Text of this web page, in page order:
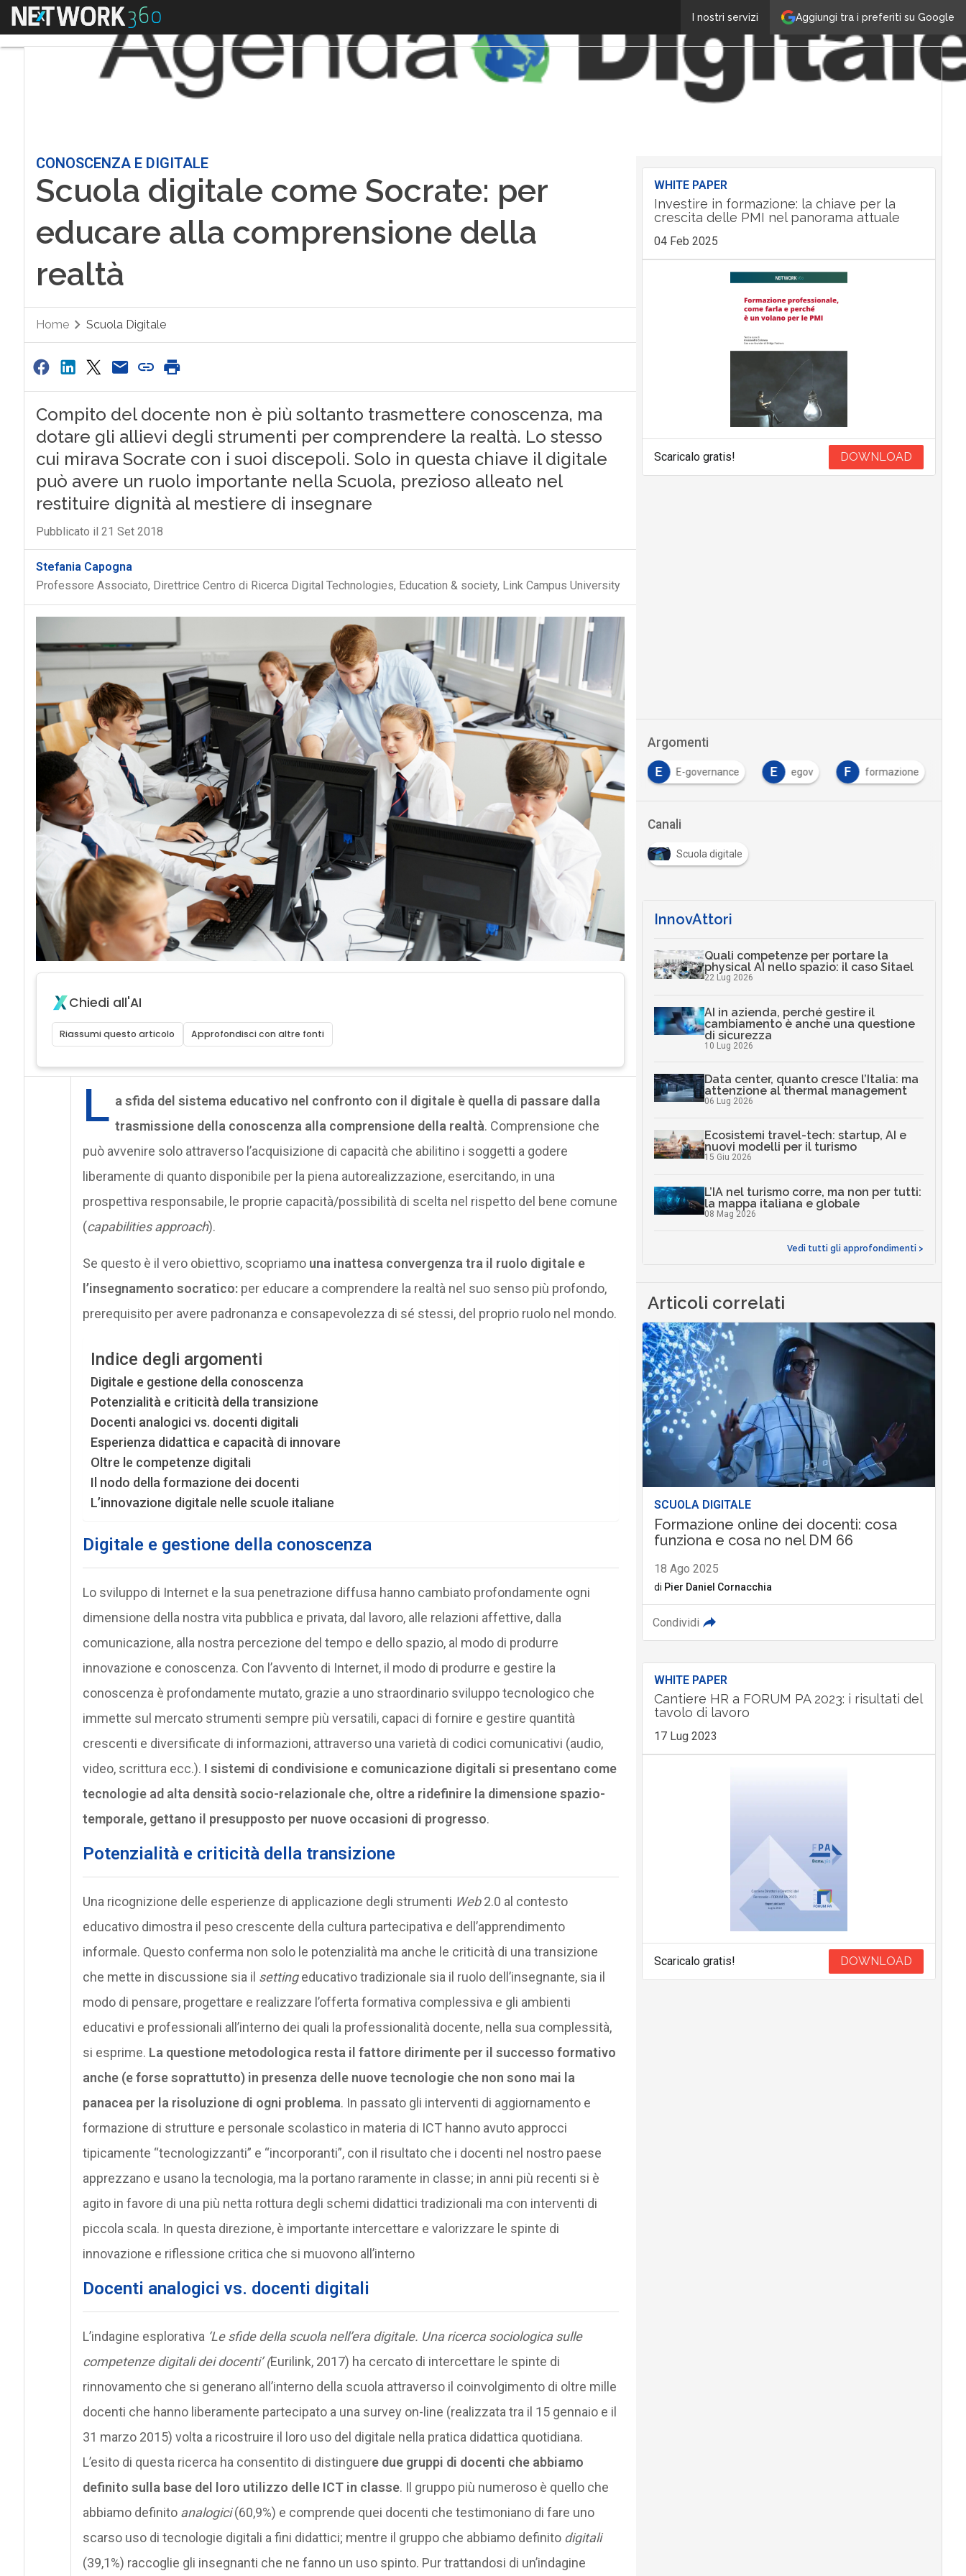
Aggiungi tra i preferiti su Google
I nostri servizi
Menu
CONOSCENZA E DIGITALE
Scuola digitale come Socrate: per
educare alla comprensione della
realtà
Home Scuola Digitale
Compito del docente non è più soltanto trasmettere conoscenza, ma
dotare gli allievi degli strumenti per comprendere la realtà. Lo stesso
cui mirava Socrate con i suoi discepoli. Solo in questa chiave il digitale
può avere un ruolo importante nella Scuola, prezioso alleato nel
restituire dignità al mestiere di insegnare
Pubblicato il 21 Set 2018
Stefania Capogna
Professore Associato, Direttrice Centro di Ricerca Digital Technologies, Education & society, Link Campus University
Chiedi all'AI
Riassumi questo articolo Approfondisci con altre fonti
L a sfida del sistema educativo nel confronto con il digitale è quella di passare dalla
trasmissione della conoscenza alla comprensione della realtà. Comprensione che
può avvenire solo attraverso l’acquisizione di capacità che abilitino i soggetti a godere
liberamente di quanto disponibile per la piena autorealizzazione, esercitando, in una
prospettiva responsabile, le proprie capacità/possibilità di scelta nel rispetto del bene comune
(capabilities approach).
Se questo è il vero obiettivo, scopriamo una inattesa convergenza tra il ruolo digitale e
l’insegnamento socratico:per educare a comprendere la realtà nel suo senso più profondo,
prerequisito per avere padronanza e consapevolezza di sé stessi, del proprio ruolo nel mondo.
Indice degli argomenti
Digitale e gestione della conoscenza
Potenzialità e criticità della transizione
Docenti analogici vs. docenti digitali
Esperienza didattica e capacità di innovare
Oltre le competenze digitali
Il nodo della formazione dei docenti
L’innovazione digitale nelle scuole italiane
Digitale e gestione della conoscenza
Lo sviluppo di Internet e la sua penetrazione diffusa hanno cambiato profondamente ogni
dimensione della nostra vita pubblica e privata, dal lavoro, alle relazioni affettive, dalla
comunicazione, alla nostra percezione del tempo e dello spazio, al modo di produrre
innovazione e conoscenza. Con l’avvento di Internet, il modo di produrre e gestire la
conoscenza è profondamente mutato, grazie a uno straordinario sviluppo tecnologico che
immette sul mercato strumenti sempre più versatili, capaci di fornire e gestire quantità
crescenti e diversificate di informazioni, attraverso una varietà di codici comunicativi (audio,
video, scrittura ecc.). I sistemi di condivisione e comunicazione digitali si presentano come
tecnologie ad alta densità socio-relazionale che, oltre a ridefinire la dimensione spazio-
temporale, gettano il presupposto per nuove occasioni di progresso.
Potenzialità e criticità della transizione
Una ricognizione delle esperienze di applicazione degli strumenti Web2.0 al contesto
educativo dimostra il peso crescente della cultura partecipativa e dell’apprendimento
informale. Questo conferma non solo le potenzialità ma anche le criticità di una transizione
che mette in discussione sia il settingeducativo tradizionale sia il ruolo dell’insegnante, sia il
modo di pensare, progettare e realizzare l’offerta formativa complessiva e gli ambienti
educativi e professionali all’interno dei quali la professionalità docente, nella sua complessità,
si esprime. La questione metodologica resta il fattore dirimente per il successo formativo
anche (e forse soprattutto) in presenza delle nuove tecnologie che non sono mai la
panacea per la risoluzione di ogni problema. In passato gli interventi di aggiornamento e
formazione di strutture e personale scolastico in materia di ICT hanno avuto approcci
tipicamente “tecnologizzanti” e “incorporanti”, con il risultato che i docenti nel nostro paese
apprezzano e usano la tecnologia, ma la portano raramente in classe; in anni più recenti si è
agito in favore di una più netta rottura degli schemi didattici tradizionali ma con interventi di
piccola scala. In questa direzione, è importante intercettare e valorizzare le spinte di
innovazione e riflessione critica che si muovono all’interno
Docenti analogici vs. docenti digitali
L’indagine esplorativa ‘Le sfide della scuola nell’era digitale. Una ricerca sociologica sulle
competenze digitali dei docenti’ (Eurilink, 2017) ha cercato di intercettare le spinte di
rinnovamento che si generano all’interno della scuola attraverso il coinvolgimento di oltre mille
docenti che hanno liberamente partecipato a una survey on-line (realizzata tra il 15 gennaio e il
31 marzo 2015) volta a ricostruire il loro uso del digitale nella pratica didattica quotidiana.
L’esito di questa ricerca ha consentito di distinguere due gruppi di docenti che abbiamo
definito sulla base del loro utilizzo delle ICT in classe. Il gruppo più numeroso è quello che
abbiamo definitoanalogici(60,9%) e comprende quei docenti che testimoniano di fare uno
scarso uso di tecnologie digitali a fini didattici; mentre il gruppo che abbiamo definito digitali
(39,1%) raccoglie gli insegnanti che ne fanno un uso spinto. Pur trattandosi di un’indagine
WHITE PAPER
Investire in formazione: la chiave per la
crescita delle PMI nel panorama attuale
04 Feb 2025
Scaricalo gratis! DOWNLOAD
Argomenti
E E-governance E egov F formazione
Canali
Scuola digitale
InnovAttori
Quali competenze per portare la
physical AI nello spazio: il caso Sitael
22 Lug 2026
AI in azienda, perché gestire il
cambiamento è anche una questione
di sicurezza
10 Lug 2026
Data center, quanto cresce l’Italia: ma
attenzione al thermal management
06 Lug 2026
Ecosistemi travel-tech: startup, AI e
nuovi modelli per il turismo
15 Giu 2026
L’IA nel turismo corre, ma non per tutti:
la mappa italiana e globale
08 Mag 2026
Vedi tutti gli approfondimenti >
Articoli correlati
SCUOLA DIGITALE
Formazione online dei docenti: cosa
funziona e cosa no nel DM 66
18 Ago 2025
di Pier Daniel Cornacchia
Condividi
WHITE PAPER
Cantiere HR a FORUM PA 2023: i risultati del
tavolo di lavoro
17 Lug 2023
Scaricalo gratis! DOWNLOAD